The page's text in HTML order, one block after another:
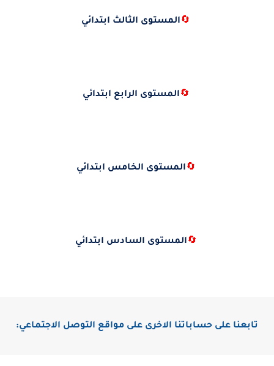
🔄المستوى الثالث ابتدائي
🔄المستوى الرابع ابتدائي
🔄المستوى الخامس ابتدائي
🔄المستوى السادس ابتدائي
تابعنا على حساباتنا الاخرى على مواقع التوصل الاجتماعي: